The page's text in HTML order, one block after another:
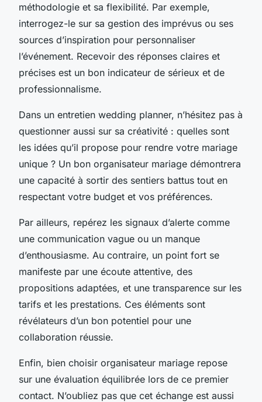
méthodologie et sa flexibilité. Par exemple,
interrogez-le sur sa gestion des imprévus ou ses
sources d’inspiration pour personnaliser
l’événement. Recevoir des réponses claires et
précises est un bon indicateur de sérieux et de
professionnalisme.
Dans un entretien wedding planner, n’hésitez pas à
questionner aussi sur sa créativité : quelles sont
les idées qu’il propose pour rendre votre mariage
unique ? Un bon organisateur mariage démontrera
une capacité à sortir des sentiers battus tout en
respectant votre budget et vos préférences.
Par ailleurs, repérez les signaux d’alerte comme
une communication vague ou un manque
d’enthousiasme. Au contraire, un point fort se
manifeste par une écoute attentive, des
propositions adaptées, et une transparence sur les
tarifs et les prestations. Ces éléments sont
révélateurs d’un bon potentiel pour une
collaboration réussie.
Enfin, bien choisir organisateur mariage repose
sur une évaluation équilibrée lors de ce premier
contact. N’oubliez pas que cet échange est aussi